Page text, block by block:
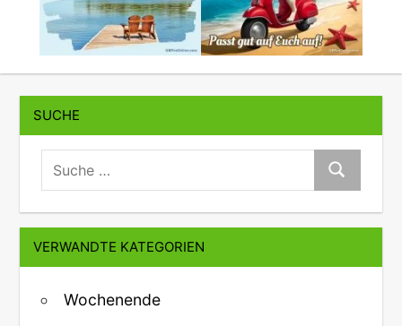
SUCHE
suche:
Suche
VERWANDTE KATEGORIEN
Wochenende